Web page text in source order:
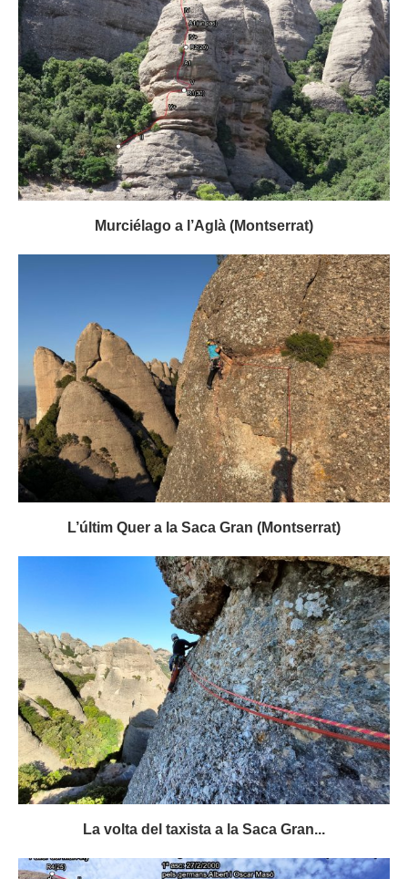
Murciélago a l’Aglà (Montserrat)
L’últim Quer a la Saca Gran (Montserrat)
La volta del taxista a la Saca Gran...